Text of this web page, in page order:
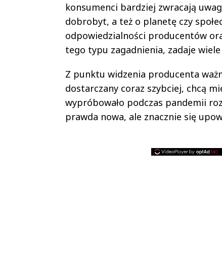
konsumenci bardziej zwracają
dobrobyt, a też o planetę czy
odpowiedzialności producentów
tego typu zagadnienia, zadaje
Z punktu widzenia producenta
dostarczany coraz szybciej, chcą
wypróbowało podczas pandemii
prawda nowa, ale znacznie się